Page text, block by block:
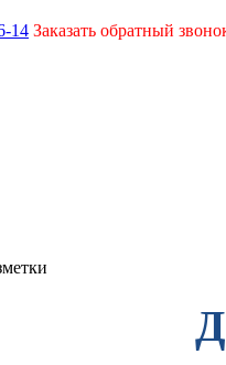
14 Заказать обратный